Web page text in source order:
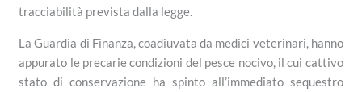
tracciabilità prevista dalla legge.
La Guardia di Finanza, coadiuvata da medici veterinari, hanno
appurato le precarie condizioni del pesce nocivo, il cui cattivo
stato di conservazione ha spinto all’immediato sequestro